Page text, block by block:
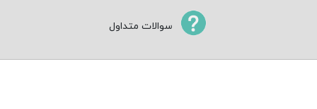
سوالات متداول